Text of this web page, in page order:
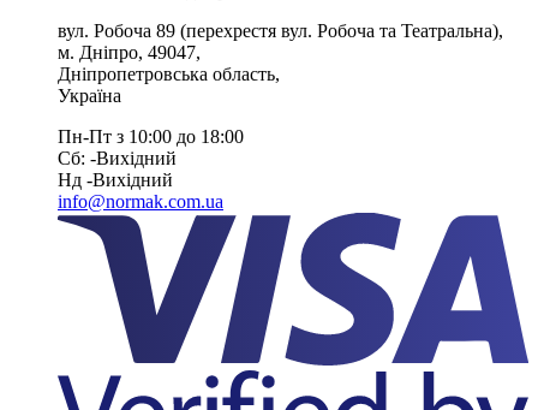
вул. Робоча 89 (перехрестя вул. Робоча та Театральна),
м. Дніпро, 49047,
Дніпропетровська область,
Україна
Пн-Пт з 10:00 до 18:00
Сб: -Вихiдний
Нд -Вихiдний
info@normak.com.ua